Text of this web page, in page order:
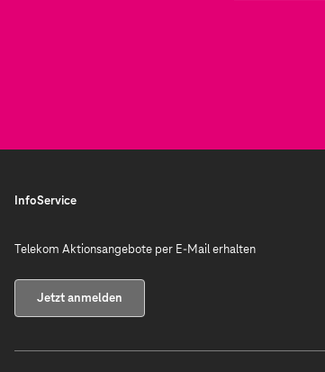
InfoService
Telekom Aktionsangebote per E-Mail erhalten
Jetzt anmelden